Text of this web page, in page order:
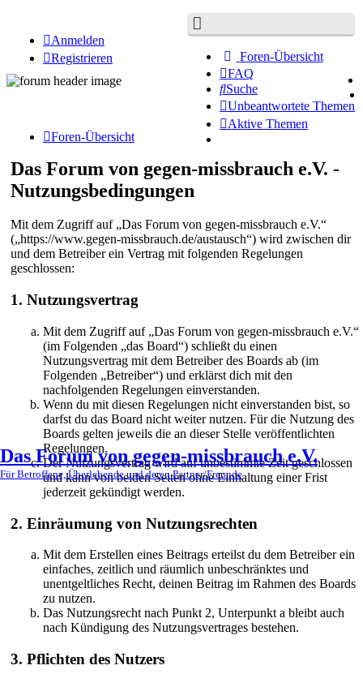
Foren-Übersicht
FAQ
Suche
Unbeantwortete Themen
Aktive Themen
Anmelden
Registrieren
Das Forum von gegen-missbrauch e.V.
Für Betroffene, Überlebende und deren Partner/Freunde
Foren-Übersicht
Das Forum von gegen-missbrauch e.V. -
Nutzungsbedingungen
Mit dem Zugriff auf „Das Forum von gegen-missbrauch e.V.“
(„https://www.gegen-missbrauch.de/austausch“) wird zwischen dir
und dem Betreiber ein Vertrag mit folgenden Regelungen
geschlossen:
1. Nutzungsvertrag
Mit dem Zugriff auf „Das Forum von gegen-missbrauch e.V.“
(im Folgenden „das Board“) schließt du einen
Nutzungsvertrag mit dem Betreiber des Boards ab (im
Folgenden „Betreiber“) und erklärst dich mit den
nachfolgenden Regelungen einverstanden.
Wenn du mit diesen Regelungen nicht einverstanden bist, so
darfst du das Board nicht weiter nutzen. Für die Nutzung des
Boards gelten jeweils die an dieser Stelle veröffentlichten
Regelungen.
Der Nutzungsvertrag wird auf unbestimmte Zeit geschlossen
und kann von beiden Seiten ohne Einhaltung einer Frist
jederzeit gekündigt werden.
2. Einräumung von Nutzungsrechten
Mit dem Erstellen eines Beitrags erteilst du dem Betreiber ein
einfaches, zeitlich und räumlich unbeschränktes und
unentgeltliches Recht, deinen Beitrag im Rahmen des Boards
zu nutzen.
Das Nutzungsrecht nach Punkt 2, Unterpunkt a bleibt auch
nach Kündigung des Nutzungsvertrages bestehen.
3. Pflichten des Nutzers